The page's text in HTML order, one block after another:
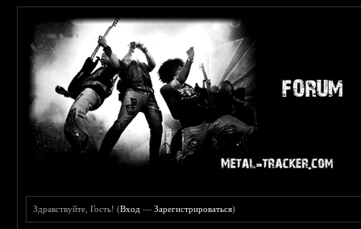
Здравствуйте, Гость! (Вход —Зарегистрироваться)